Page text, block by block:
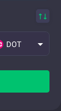
DOT